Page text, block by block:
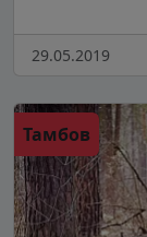
29.05.2019
Тамбов